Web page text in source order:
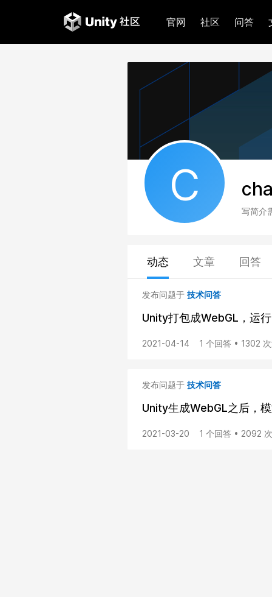
官网 社区 问答
C
写简介
动态 文章 回答
发布问题于 技术问答
Unity打包成WebGL，运
2021-04-14 1 个回答 • 1302
发布问题于 技术问答
Unity生成WebGL之后，
2021-03-20 1 个回答 • 2092